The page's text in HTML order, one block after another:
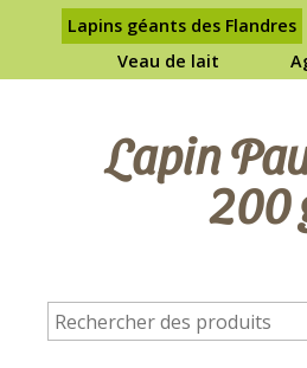
Lapins géants des Flandres
Veau de lait
Lapin
200